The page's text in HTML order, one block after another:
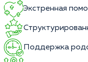
Экстренная
Поддержка